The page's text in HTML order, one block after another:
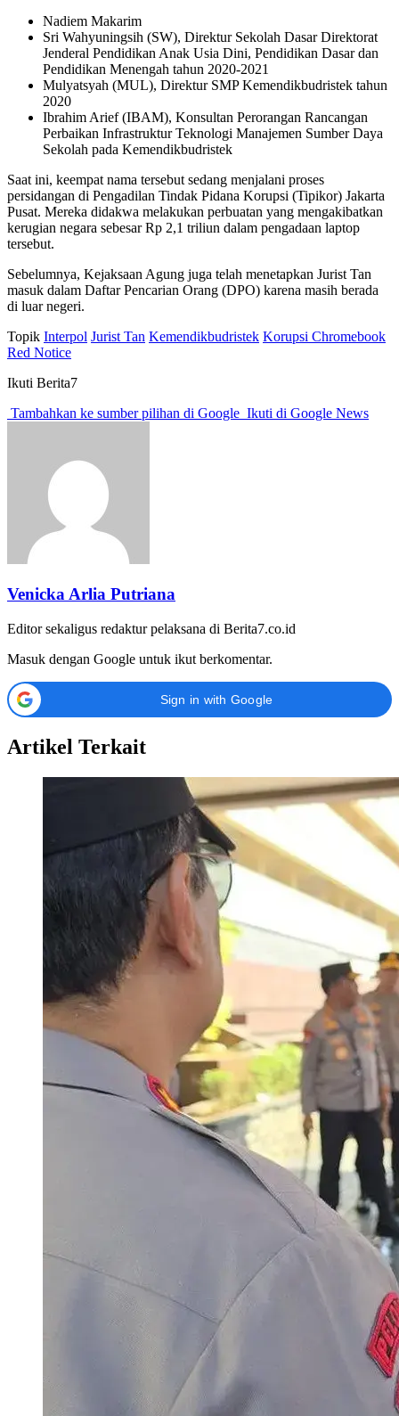
Nadiem Makarim
Sri Wahyuningsih (SW), Direktur Sekolah Dasar Direktorat
Jenderal Pendidikan Anak Usia Dini, Pendidikan Dasar dan
Pendidikan Menengah tahun 2020-2021
Mulyatsyah (MUL), Direktur SMP Kemendikbudristek tahun
2020
Ibrahim Arief (IBAM), Konsultan Perorangan Rancangan
Perbaikan Infrastruktur Teknologi Manajemen Sumber Daya
Sekolah pada Kemendikbudristek
Saat ini, keempat nama tersebut sedang menjalani proses
persidangan di Pengadilan Tindak Pidana Korupsi (Tipikor) Jakarta
Pusat. Mereka didakwa melakukan perbuatan yang mengakibatkan
kerugian negara sebesar Rp 2,1 triliun dalam pengadaan laptop
tersebut.
Sebelumnya, Kejaksaan Agung juga telah menetapkan Jurist Tan
masuk dalam Daftar Pencarian Orang (DPO) karena masih berada
di luar negeri.
Topik Interpol Jurist Tan Kemendikbudristek Korupsi Chromebook
Red Notice
Ikuti Berita7
Tambahkan ke sumber pilihan di Google Ikuti di Google News
Venicka Arlia Putriana
Editor sekaligus redaktur pelaksana di Berita7.co.id
Masuk dengan Google untuk ikut berkomentar.
Sign in with Google
Artikel Terkait